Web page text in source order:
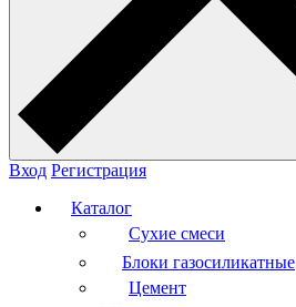
Вход Регистрация
Каталог
Сухие смеси
Блоки газосиликатные
Цемент